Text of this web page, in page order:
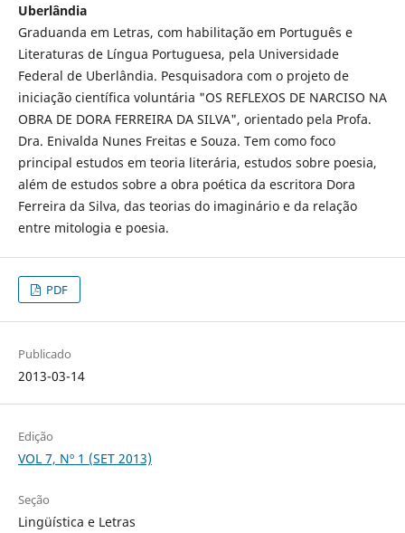
Uberlândia
Graduanda em Letras, com habilitação em Português e
Literaturas de Língua Portuguesa, pela Universidade
Federal de Uberlândia. Pesquisadora com o projeto de
iniciação científica voluntária "OS REFLEXOS DE NARCISO NA
OBRA DE DORA FERREIRA DA SILVA", orientado pela Profa.
Dra. Enivalda Nunes Freitas e Souza. Tem como foco
principal estudos em teoria literária, estudos sobre poesia,
além de estudos sobre a obra poética da escritora Dora
Ferreira da Silva, das teorias do imaginário e da relação
entre mitologia e poesia.
PDF
Publicado
2013-03-14
Edição
VOL 7, Nº 1 (SET 2013)
Seção
Lingüística e Letras